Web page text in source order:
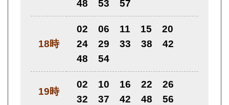
48 53 57
18時
02 06 11 15
20
24
29 33 38
42
48
54
19時
02 10 16 22
26
32
37 42 48 56